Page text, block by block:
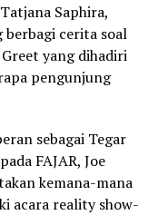
Saphira,
berbagi cerita soal
yang dihadiri
pengunjung
sebagai Tegar
FAJAR, Joe
kemana-mana
acara reality show-